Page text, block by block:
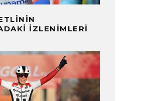
İZLENIMLERI